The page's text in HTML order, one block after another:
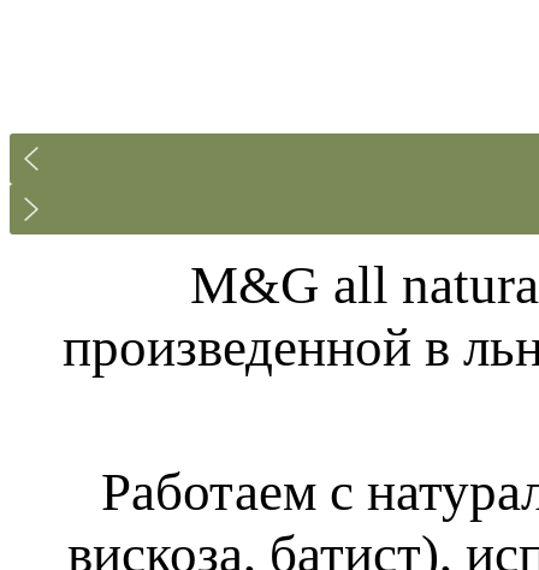
M&G all
произведенной в
Работаем с
вискоза, батист),